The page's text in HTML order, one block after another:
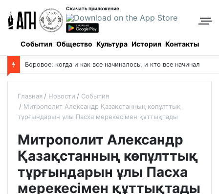
Скачать приложение
События Общество Культура История Контакты
Боровое: когда и как все начиналось, и кто все начинал
Главная Новости
События
Митрополит Александр Қазақстанның көпұлттық
тұрғындарын ұлы Пасха мерекесімен құттықтады
Митрополит Александр
Қазақстанның көпұлттық
тұрғындарын ұлы Пасха
мерекесімен құттықтады